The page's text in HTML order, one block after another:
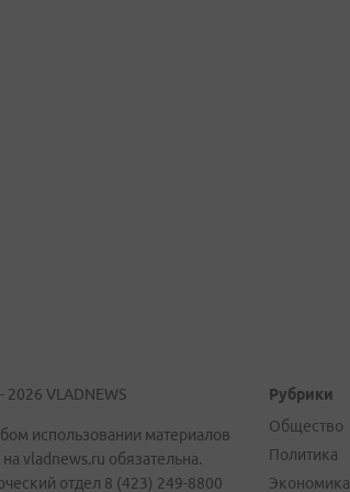
2026 VLADNEWS
использовании материалов
vladnews.ru обязательна.
отдел 8 (423) 249-8800
Рубрики
Общество
Политика
Экономика